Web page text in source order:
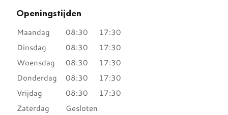
Openingstijden
Maandag 08:30
17:30
Dinsdag
08:30
17:30
Woensdag
08:30
17:30
Donderdag
08:30
17:30
Vrijdag
08:30
17:30
Zaterdag
Gesloten